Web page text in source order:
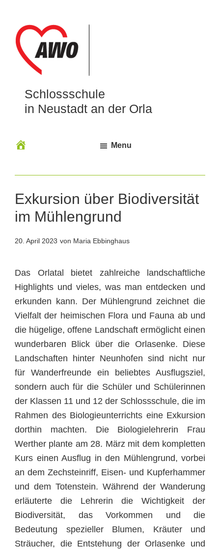
Schlossschule
in Neustadt an der Orla
Menu
Exkursion über Biodiversität
im Mühlengrund
20. April 2023 von Maria Ebbinghaus
Das Orlatal bietet zahlreiche landschaftliche
Highlights und vieles, was man entdecken und
erkunden kann. Der Mühlengrund zeichnet die
Vielfalt der heimischen Flora und Fauna ab und
die hügelige, offene Landschaft ermöglicht einen
wunderbaren Blick über die Orlasenke. Diese
Landschaften hinter Neunhofen sind nicht nur
für Wanderfreunde ein beliebtes Ausflugsziel,
sondern auch für die Schüler und Schülerinnen
der Klassen 11 und 12 der Schlossschule, die im
Rahmen des Biologieunterrichts eine Exkursion
dorthin machten. Die Biologielehrerin Frau
Werther plante am 28. März mit dem kompletten
Kurs einen Ausflug in den Mühlengrund, vorbei
an dem Zechsteinriff, Eisen- und Kupferhammer
und dem Totenstein. Während der Wanderung
erläuterte die Lehrerin die Wichtigkeit der
Biodiversität, das Vorkommen und die
Bedeutung spezieller Blumen, Kräuter und
Sträucher, die Entstehung der Orlasenke und